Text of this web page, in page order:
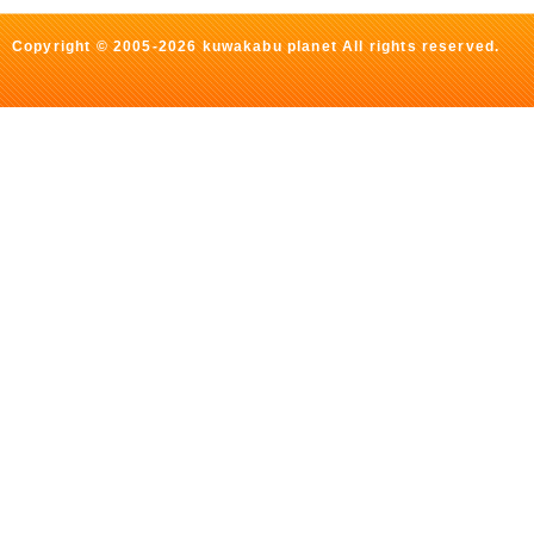
Copyright © 2005-2026 kuwakabu planet All rights reserved.